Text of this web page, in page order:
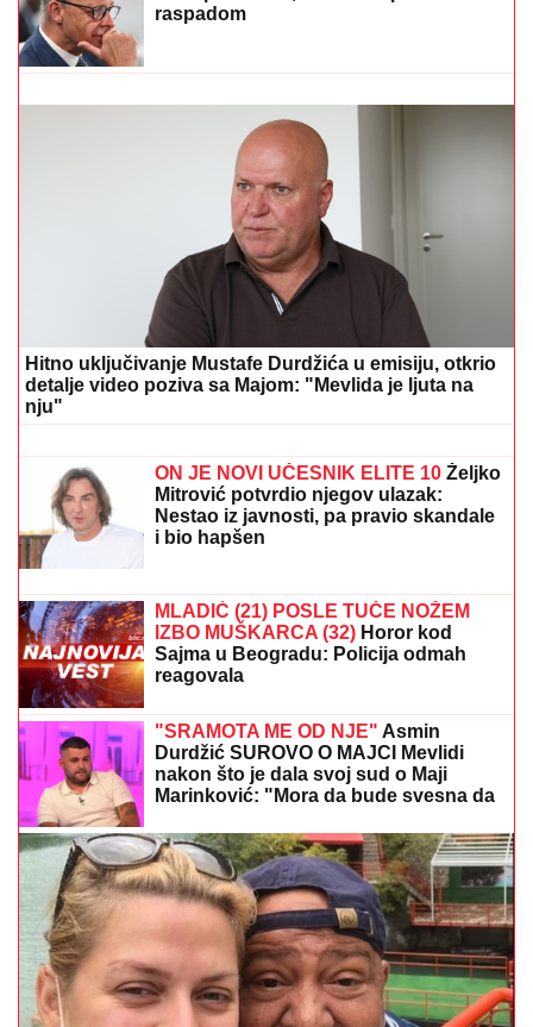
STRAVIČNA NESREĆA KOD JASENOVIKA!
se da IMA POVREĐENIH, sve vrvi od policije i Hitne
pomoći (FOTO, VIDEO)
Peković uterao strah u kosti NBA
zvezdi: Radio je serije od 25 zgibova,
nisam smeo da mu priđem
"VARA LJUDE I IZNUĐUJE NOVAC"
nasedajte, prijavite"
FIFAse hitno oglasila zbog Đanija Infantina
POBUNA U SAKSONIJI:Desničari
raspadom
PRVI SNIMAK TEE TAIROVIĆ I MUŽA
NAKON SAOBRAĆAJKE!Uhvaćeni
zajedno u Budvi: Ivan sa ZAVOJEM
preko celog stopala, a evo kako
pevačica izgleda nakon udesa u Crnoj
Gori